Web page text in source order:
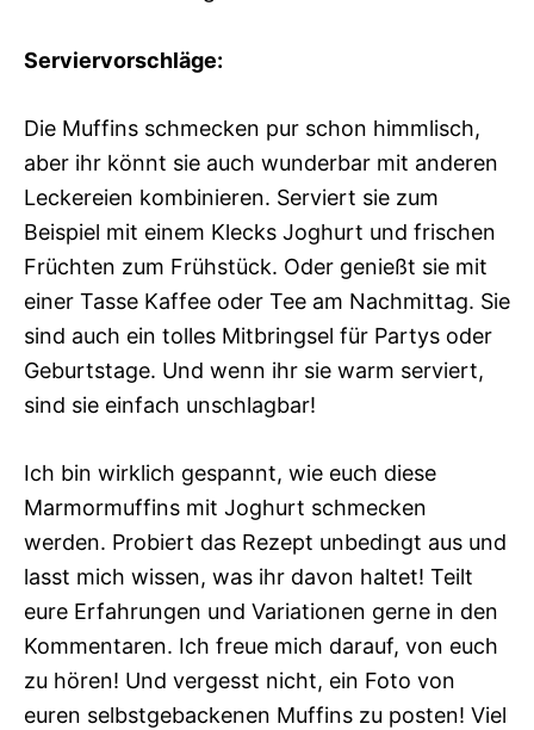
Serviervorschläge:
Die Muffins schmecken pur schon himmlisch,
aber ihr könnt sie auch wunderbar mit anderen
Leckereien kombinieren. Serviert sie zum
Beispiel mit einem Klecks Joghurt und frischen
Früchten zum Frühstück. Oder genießt sie mit
einer Tasse Kaffee oder Tee am Nachmittag. Sie
sind auch ein tolles Mitbringsel für Partys oder
Geburtstage. Und wenn ihr sie warm serviert,
sind sie einfach unschlagbar!
Ich bin wirklich gespannt, wie euch diese
Marmormuffins mit Joghurt schmecken
werden. Probiert das Rezept unbedingt aus und
lasst mich wissen, was ihr davon haltet! Teilt
eure Erfahrungen und Variationen gerne in den
Kommentaren. Ich freue mich darauf, von euch
zu hören! Und vergesst nicht, ein Foto von
euren selbstgebackenen Muffins zu posten! Viel